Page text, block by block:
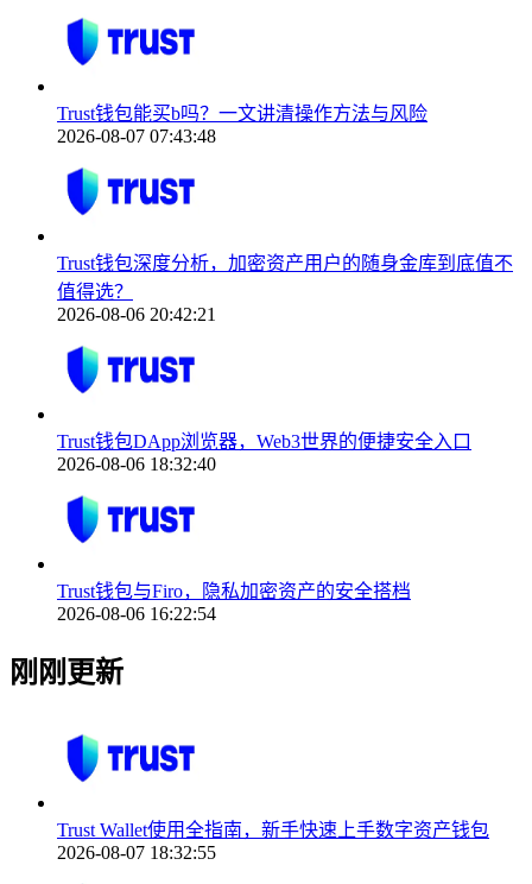
Trust钱包能买b吗？一文讲清操作方法与风险
2026-08-07 07:43:48
Trust钱包深度分析，加密资产用户的随身金库到底值不
值得选？
2026-08-06 20:42:21
Trust钱包DApp浏览器，Web3世界的便捷安全入口
2026-08-06 18:32:40
Trust钱包与Firo，隐私加密资产的安全搭档
2026-08-06 16:22:54
刚刚更新
Trust Wallet使用全指南，新手快速上手数字资产钱包
2026-08-07 18:32:55